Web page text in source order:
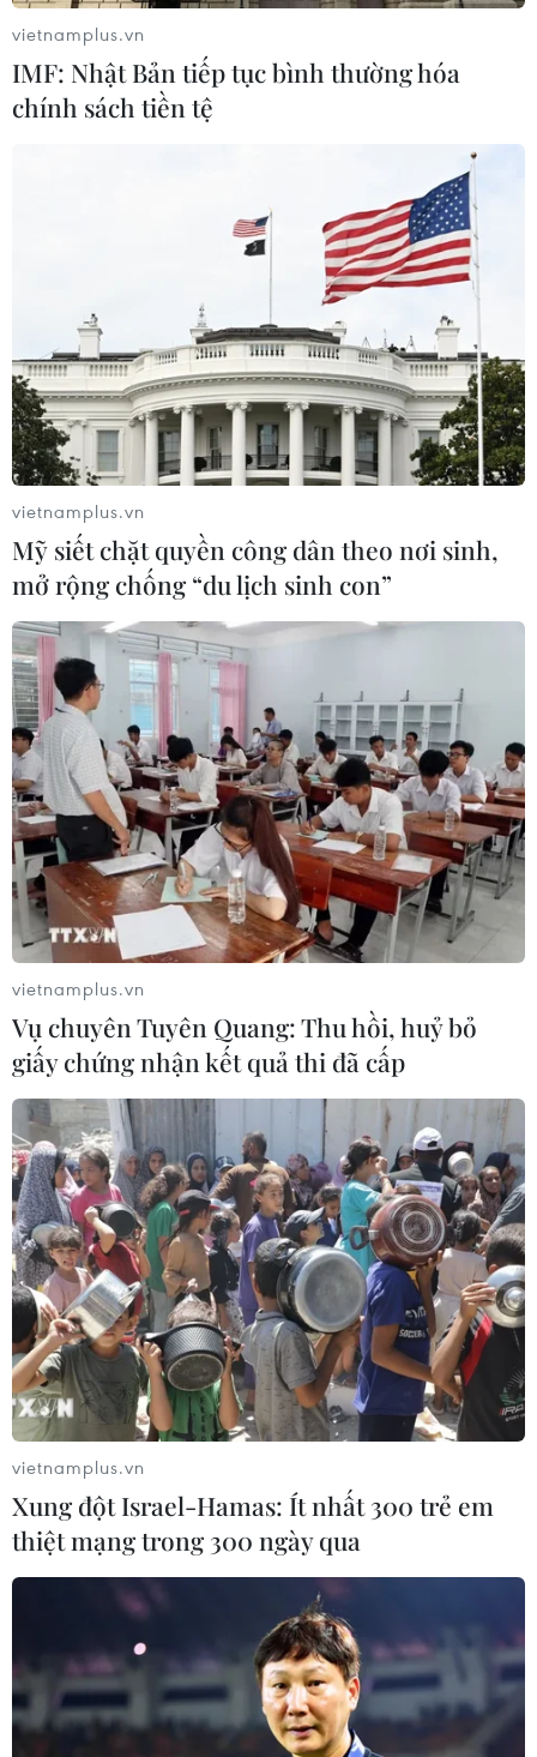
Yêu cầu sớm ban hành Nghị định hướng
Thủ tướng Nguyễn Xuân Phúc yêu cầu sớm ban hành
một Nghị định hướng dẫn thực hiện Luật Quy hoạch, cụ
thể trong tháng 4 để báo cáo Quốc hội nhằm tháo gỡ
khó khăn trong triển khai luật này.
Phó Thủ tướng: Tập trung triển khai lập
Quy hoạch tổng thể Quốc gia
13/06/2019 11:23
Thủ tướng Chính phủ đã quyết định thành lập Hội đồng
Quy hoạch quốc gia do Phó Thủ tướng Trịnh Đình Dũng
làm Chủ tịch Hội đồng để chỉ đạo quá trình tổ chức lập
Quy hoạch tổng thể quốc gia.
'Không để chậm quy hoạch ảnh hưởng đến
phát triển kinh tế-xã hội'
15/07/2019 10:02
Luật Quy hoạch được Quốc hội thông qua năm 2017, có
hiệu lực ngày 1/1/2019, là công cụ pháp lý rất quan
trọng để các cấp, các ngành lãnh đạo, chỉ đạo toàn
diện và thống nhất quản lý.
vietnamplus.vn
IMF: Nhật Bản tiếp tục bình thường hóa
chính sách tiền tệ
vietnamplus.vn
Mỹ siết chặt quyền công dân theo nơi sinh,
mở rộng chống “du lịch sinh con”
vietnamplus.vn
Vụ chuyên Tuyên Quang: Thu hồi, huỷ bỏ
giấy chứng nhận kết quả thi đã cấp
vietnamplus.vn
Xung đột Israel-Hamas: Ít nhất 300 trẻ em
thiệt mạng trong 300 ngày qua